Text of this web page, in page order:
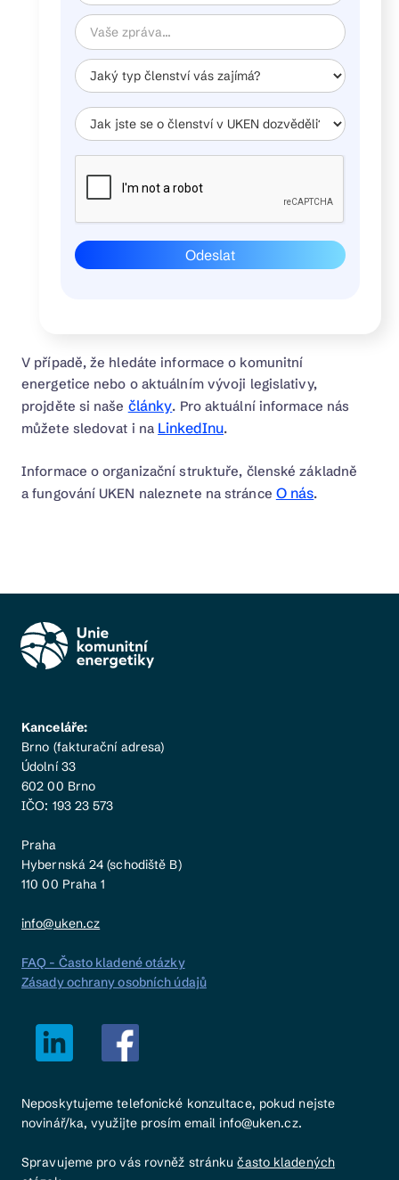
společnou fotovoltaiku v bytových
domech“
Stáhnout v PDF
Stáhněte si návod "Jak na solární
elektrárny v obci"
Stáhnout v PDF
V případě, že hledáte informace o komunitní
energetice nebo o aktuálním vývoji legislativy,
projděte si naše články. Pro aktuální informace nás
můžete sledovat i na LinkedInu.
Informace o organizační struktuře, členské základně
a fungování UKEN naleznete na stránce O nás.
Kanceláře:
Brno (fakturační adresa)
Údolní 33
602 00 Brno
IČO: 193 23 573
Praha
Hybernská 24 (schodiště B)
110 00 Praha 1
info@uken.cz
FAQ - Často kladené otázky
Zásady ochrany osobních údajů
Neposkytujeme telefonické konzultace, pokud nejste
novinář/ka, využijte prosím email info@uken.cz.
Spravujeme pro vás rovněž stránkučasto kladených